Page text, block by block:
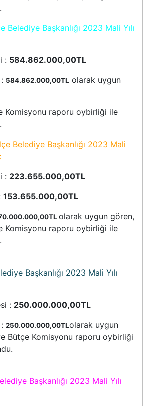
Belediye Başkanlığı 2023 Mali Yılı
: 584.862.000,00TL
584.862.000,00TL olarak uygun
Komisyonu raporu oybirliği ile
Belediye Başkanlığı 2023 Mali
: 223.655.000,00TL
153.655.000,00TL
olarak uygun gören,
Komisyonu raporu oybirliği ile
Başkanlığı 2023 Mali Yılı
: 250.000.000,00TL
250.000.000,00TLolarak uygun
Bütçe Komisyonu raporu oybirliği
Başkanlığı 2023 Mali Yılı